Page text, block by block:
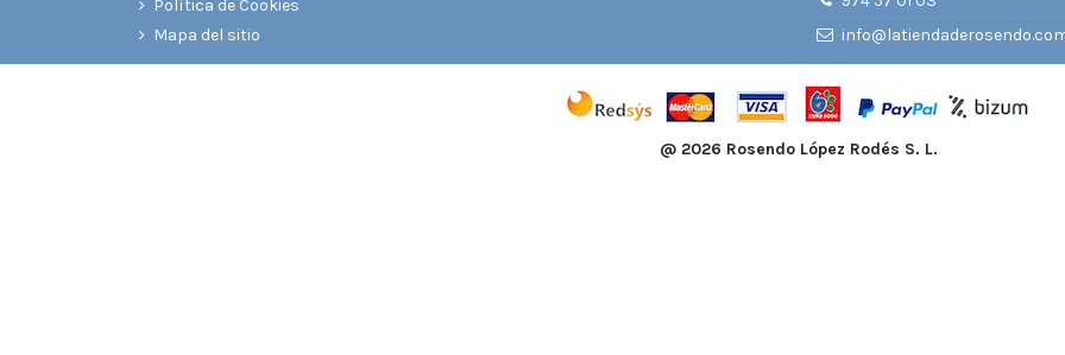
Política de Cookies
Mapa del sitio
@ 2026 Rosendo López Rodés S. L.